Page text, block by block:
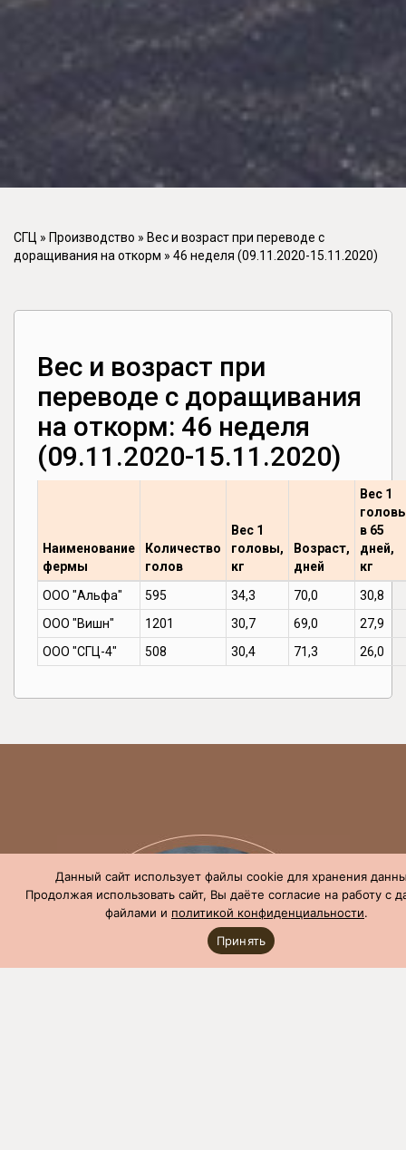
СГЦ » Производство » Вес и возраст при переводе с
доращивания на откорм » 46 неделя (09.11.2020-15.11.2020)
Вес и возраст при
переводе с доращивания
на откорм: 46 неделя
(09.11.2020-15.11.2020)
Наименование
фермы
Количество
голов
Вес 1
головы,
кг
Возраст,
дней
Вес 1
в 65
дней,
кг
ООО "Альфа"
595 34,3 70,0
30,8
ООО "Вишн"
1201 30,7 69,0
27,9
ООО "СГЦ-4"
508 30,4 71,3 26,0
Данный сайт использует файлы cookie для хранения
Продолжая использовать сайт, Вы даёте согласие на работу с
файлами и политикой конфиденциальности.
Принять